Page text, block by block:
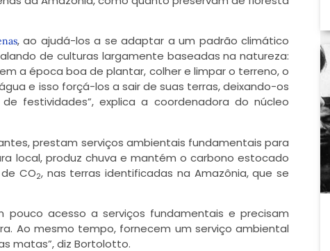
, ao ajudá-los a se adaptar a um padrão climático
de culturas largamente baseadas na natureza:
a época boa de plantar, colher e limpar o terreno, o
e isso forçá-los a sair de suas terras, deixando-os
festividades”, explica a coordenadora do núcleo
prestam serviços ambientais fundamentais para
local, produz chuva e mantém o carbono estocado
CO2, nas terras identificadas na Amazônia, que se
pouco acesso a serviços fundamentais e precisam
Ao mesmo tempo, fornecem um serviço ambiental
matas”, diz Bortolotto.